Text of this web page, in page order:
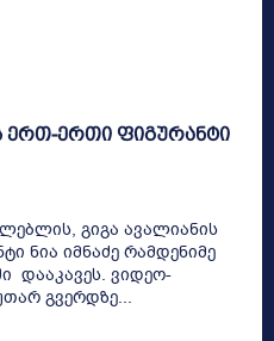
ერთ-ერთი ფიგურანტი
გიგა ავალიანის
ნია იმნაძე რამდენიმე
დააკავეს. ვიდეო-
გვერდზე...